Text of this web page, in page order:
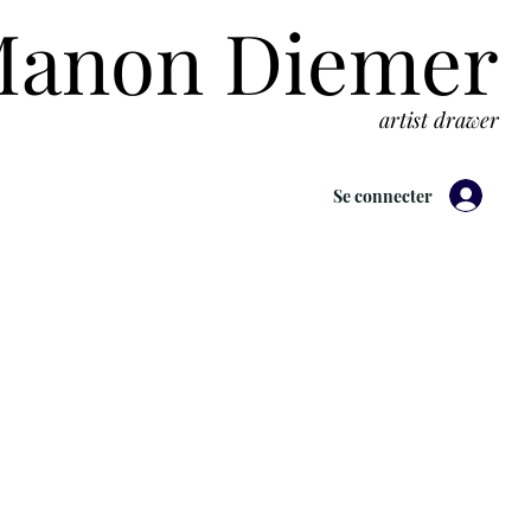
Diemer
artist drawer
Se connecter